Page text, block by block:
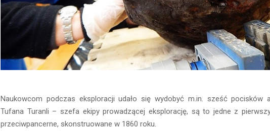
Naukowcom podczas eksploracji udało się wydobyć m.in. sześć pocisków
Tufana Turanli – szefa ekipy prowadzącej eksplorację, są to jedne z
przeciwpancerne, skonstruowane w 1860 roku.